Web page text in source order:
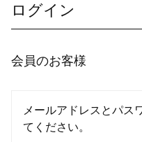
ログイン
会員のお客様
メールアドレスとパス
てください。